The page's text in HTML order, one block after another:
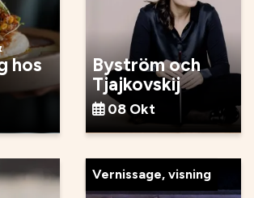
hos
Byström och
Tjajkovskij
08 Okt
Vernissage, visning